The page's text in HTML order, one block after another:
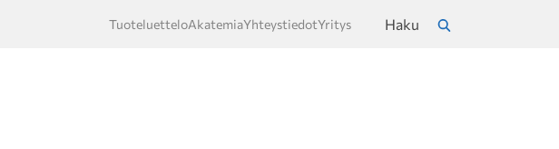
TuoteluetteloAkatemiaYhteystiedotYritys
Haku